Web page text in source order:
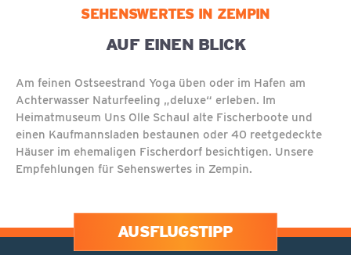
SEHENSWERTES IN ZEMPIN
AUF EINEN BLICK
Am feinen Ostseestrand Yoga üben oder im Hafen am
Achterwasser Naturfeeling „deluxe“ erleben. Im
Heimatmuseum Uns Olle Schaul alte Fischerboote und
einen Kaufmannsladen bestaunen oder 40 reetgedeckte
Häuser im ehemaligen Fischerdorf besichtigen. Unsere
Empfehlungen für Sehenswertes in Zempin.
AUSFLUGSTIPP